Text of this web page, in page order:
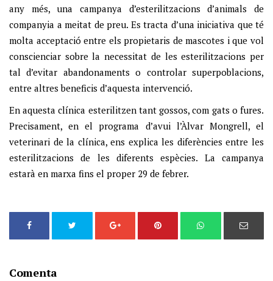
any més, una campanya d’esterilitzacions d’animals de
companyia a meitat de preu. Es tracta d’una iniciativa que té
molta acceptació entre els propietaris de mascotes i que vol
conscienciar sobre la necessitat de les esterilitzacions per
tal d’evitar abandonaments o controlar superpoblacions,
entre altres beneficis d’aquesta intervenció.
En aquesta clínica esterilitzen tant gossos, com gats o fures.
Precisament, en el programa d’avui l’Àlvar Mongrell, el
veterinari de la clínica, ens explica les diferències entre les
esterilitzacions de les diferents espècies. La campanya
estarà en marxa fins el proper 29 de febrer.
Comenta